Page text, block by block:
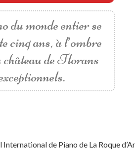
du monde entier se
cinq ans, à l’ombre
château de Florans
International de Piano de La Roque